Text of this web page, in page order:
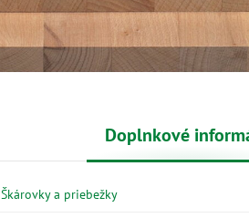
Doplnkové
Škárovky a priebežky